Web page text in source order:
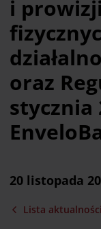
i
oraz
stycznia
20 listopada
Lista aktualności